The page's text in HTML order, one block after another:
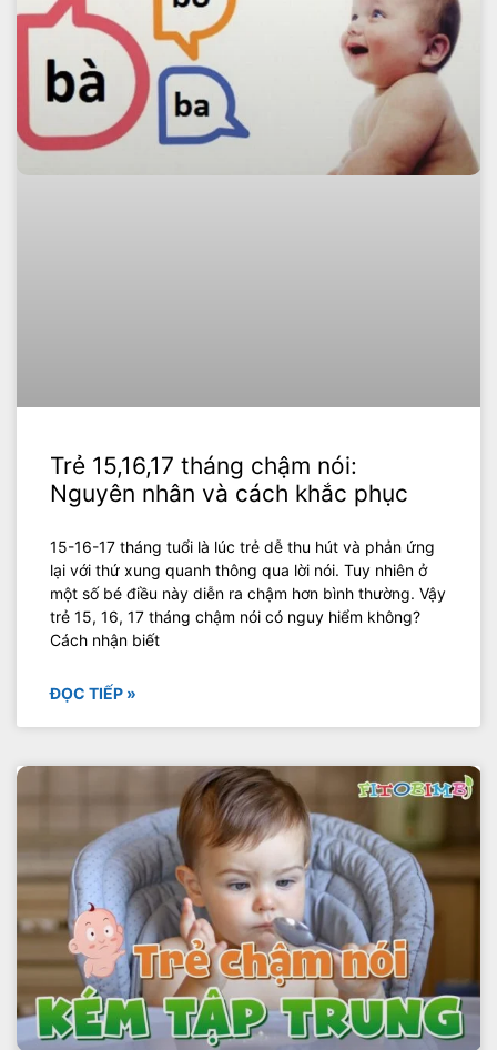
Trẻ 15,16,17 tháng chậm nói:
Nguyên nhân và cách khắc phục
15-16-17 tháng tuổi là lúc trẻ dễ thu hút và phản ứng
lại với thứ xung quanh thông qua lời nói. Tuy nhiên ở
một số bé điều này diễn ra chậm hơn bình thường. Vậy
trẻ 15, 16, 17 tháng chậm nói có nguy hiểm không?
Cách nhận biết
ĐỌC TIẾP »